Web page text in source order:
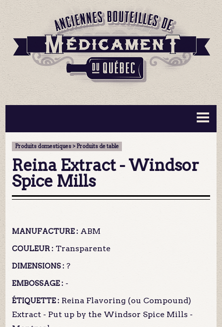
BOUTEILLES ▼
INFORMATION ▼
MA COLLECTION
CONTACT
Produits domestiques > Produits de table
Reina Extract - Windsor
Spice Mills
MANUFACTURE : ABM
COULEUR : Transparente
DIMENSIONS : ?
EMBOSSAGE : -
ÉTIQUETTE : Reina Flavoring (ou Compound)
Extract - Put up by the Windsor Spice Mills -